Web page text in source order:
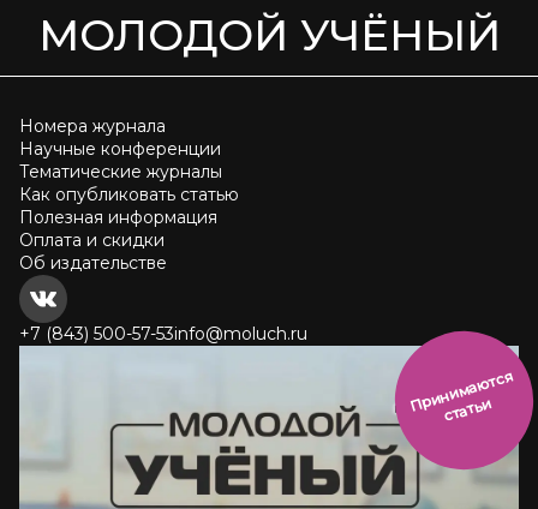
МОЛОДОЙ УЧЁНЫЙ
Номера журнала
Научные конференции
Тематические журналы
Как опубликовать статью
Полезная информация
Оплата и скидки
Об издательстве
+7 (843) 500-57-53info@moluch.ru
П
р
и
н
и
м
а
ют
с
я
ст
ать
и